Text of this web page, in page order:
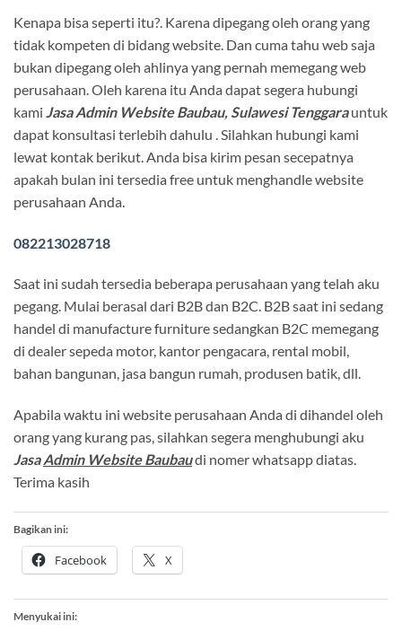
Kenapa bisa seperti itu?. Karena dipegang oleh orang yang
tidak kompeten di bidang website. Dan cuma tahu web saja
bukan dipegang oleh ahlinya yang pernah memegang web
perusahaan. Oleh karena itu Anda dapat segera hubungi
kami Jasa Admin Website Baubau, Sulawesi Tenggarauntuk
dapat konsultasi terlebih dahulu . Silahkan hubungi kami
lewat kontak berikut. Anda bisa kirim pesan secepatnya
apakah bulan ini tersedia free untuk menghandle website
perusahaan Anda.
082213028718
Saat ini sudah tersedia beberapa perusahaan yang telah aku
pegang. Mulai berasal dari B2B dan B2C. B2B saat ini sedang
handel di manufacture furniture sedangkan B2C memegang
di dealer sepeda motor, kantor pengacara, rental mobil,
bahan bangunan, jasa bangun rumah, produsen batik, dll.
Apabila waktu ini website perusahaan Anda di dihandel oleh
orang yang kurang pas, silahkan segera menghubungi aku
JasaAdmin Website Baubaudi nomer whatsapp diatas.
Terima kasih
Bagikan ini:
Facebook X
Menyukai ini: